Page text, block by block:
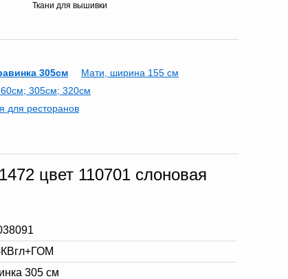
Ткани для вышивки
305см
Мати, ширина 155 см
305см; 320см
для ресторанов
цвет 110701 слоновая
305 см